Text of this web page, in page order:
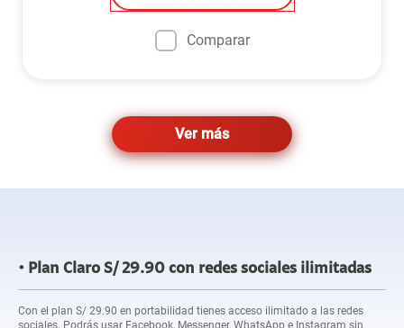
Comparar
Ver más
Plan Claro S/ 29.90 con redes sociales ilimitadas
Con el plan S/ 29.90 en portabilidad tienes acceso ilimitado a las redes